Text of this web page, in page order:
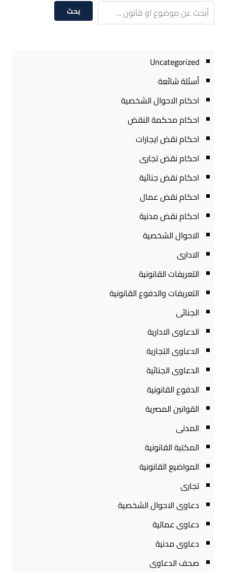
بحث
Uncategorized
أسئلة شائعة
احكام الاحوال الشخصية
احكام محكمة النقض
احكام نقض ايجارات
احكام نقض تجارى
احكام نقض جنائية
احكام نقض عمال
احكام نقض مدنية
الاحوال الشخصية
الادارى
التعريفات القانونية
التعريفات والدفوع القانونية
الجنائى
الدعاوى الادارية
الدعاوى التجارية
الدعاوى الجنائية
الدفوع القانونية
القوانين المصرية
المدنى
المكتبة القانونية
المواضيع القانونية
تجارى
دعاوى الاحوال الشخصية
دعاوى عمالية
دعاوى مدنية
صحف الدعاوى